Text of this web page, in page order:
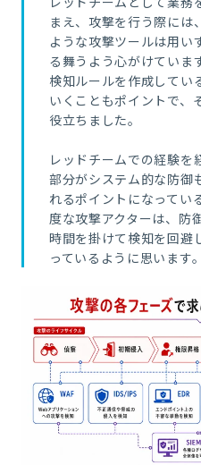
まえ、 攻撃を行う際には
ような攻撃ツールは用い
る舞うよう心がけていま
検知ルールを作成してい
いくこともポイントで、
役立ちました。
レッドチームでの経験を
部分がシステム的な防御
れるポイントになってい
度な攻撃アクターは、 防
時間を掛けて検知を回避
っているように思います。